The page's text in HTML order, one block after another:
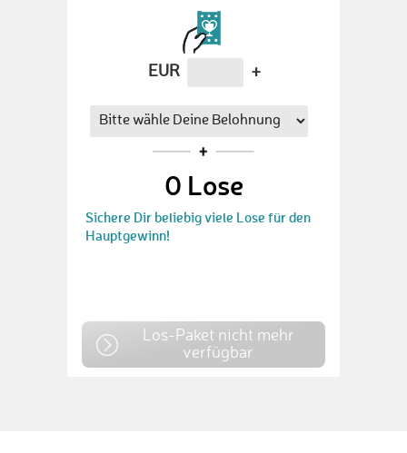
EUR +
0 Lose
Sichere Dir beliebig viele Lose für den
Hauptgewinn!
Los-Paket nicht mehr
verfügbar